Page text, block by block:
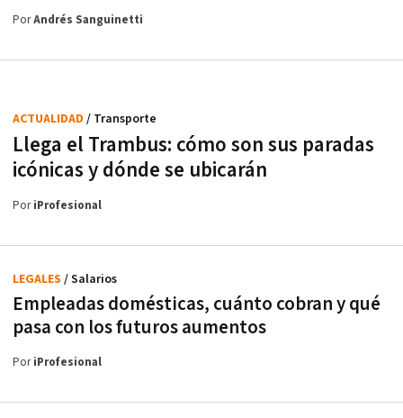
PorAndrés Sanguinetti
Llega el Trambus: cómo son sus paradas
icónicas y dónde se ubicarán
ACTUALIDAD / Transporte
PoriProfesional
Empleadas domésticas, cuánto cobran y qué
pasa con los futuros aumentos
LEGALES / Salarios
PoriProfesional